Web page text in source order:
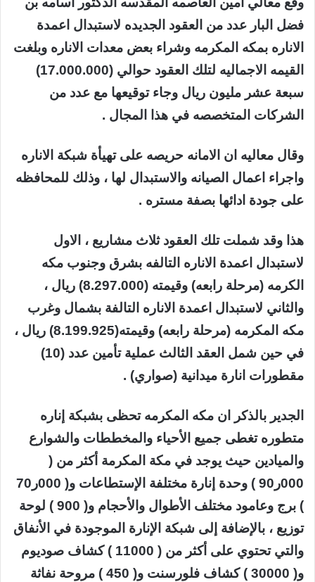
فضل البار عدد من العقود الجديده لاستبدال اعمدة
الاناره بمكه المكرمه وشراء بعض معدات الاناره وبلغت
القيمه الاجماليه لتلك العقود حوالي (17.000.000)
سبعة عشر مليون ريال وجاء توقيعها مع عدد من
الشركات المتخصصه في هذا المجال .
وقال معاليه ان الامانه حريصه على تهيأة شبكة الاناره
واجراء اعمال الصيانه والاستبدال لها ، وذلك للمحافظه
على جودة ادائها بصفة مستره .
هذا وقد شملت تلك العقود ثلاث مشاريع ، الاول
لاستبدال اعمدة الاناره التالفه بشرق وجنوب مكه
الكرمه (مرحلة رابعه) وقيمته (8.297.000) ريال ،
والثاني لاستبدال اعمدة الاناره التالفة بشمال وغرب
مكه المكرمه (مرحلة رابعه) وقيمته(8.199.925) ريال ،
في حين شمل العقد الثالث عملية تأمين عدد (10)
مقطورات انارة ميدانية (صواري) .
الجدير بالذكر ان مكه المكرمه تحظى بشبكة إناره
متطوره تغطى جميع الأحياء والمخططات والشوارع
والميادين حيث يوجد في مكة المكرمة أكثر من (
000ر90 ) وحدة إنارة مختلفة الإستطاعات و( 000ر70
) برج وعامود مختلف الأطوال والأحجام و( 900 ) لوحة
توزيع ، بالإضافة إلى شبكة الإنارة الموجودة في الأنفاق
والتي تحتوي على أكثر من ( 11000 ) كشاف صوديوم
و( 30000 ) كشاف فلورسنت و( 450 ) مروحة نفاثة